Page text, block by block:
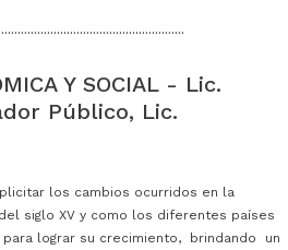
Y SOCIAL - Lic.
Público, Lic.
los cambios ocurridos en la
siglo XV y como los diferentes países
para lograr su crecimiento, brindando un